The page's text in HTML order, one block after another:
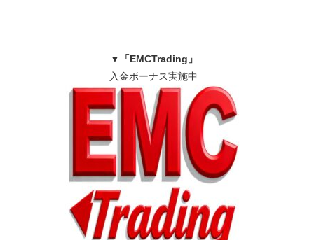
▼
「EMCTrading」
入金ボーナス実施中